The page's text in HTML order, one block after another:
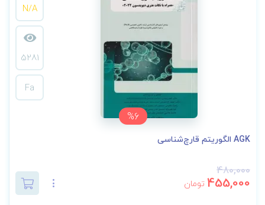
%6
N/A
5281
Fa
AGK الگوریتم قارچ‌شناسی
480,000
455,000 تومان